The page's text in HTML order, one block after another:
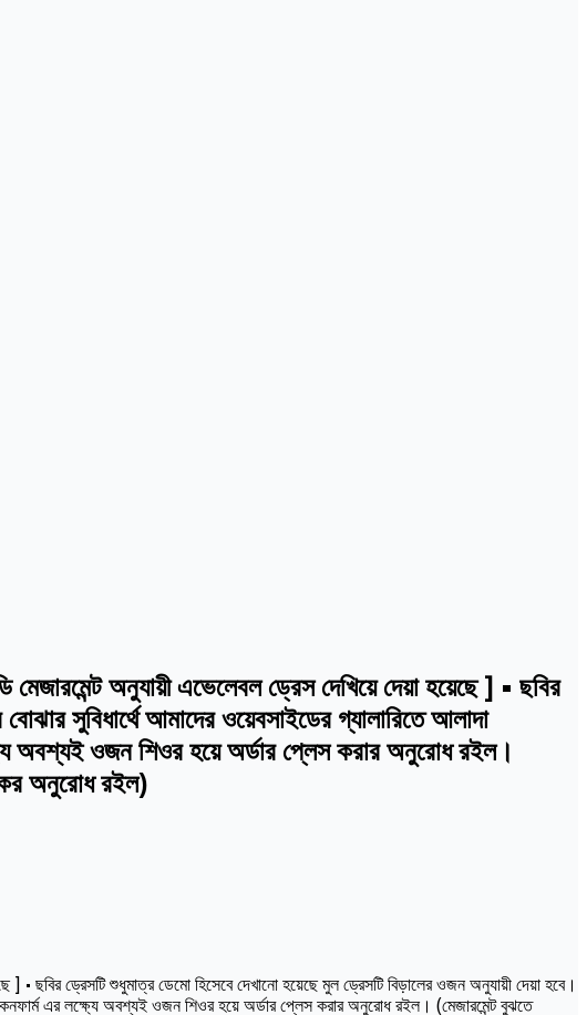
অনুযায়ী এভেলেবল ড্রেস দেখিয়ে দেয়া হয়েছে ] • ছবির
সুবিধার্থে আমাদের ওয়েবসাইডের গ্যালারিতে আলাদা
অবশ্যই ওজন শিওর হয়ে অর্ডার প্লেস করার অনুরোধ রইল।
কর অনুরোধ রইল)
ছবির ড্রেসটি শুধুমাত্র ডেমো হিসেবে দেখানো হয়েছে মুল ড্রেসটি বিড়ালের ওজন অনুযায়ী দেয়া হবে।
কনফার্ম এর লক্ষ্যে অবশ্যই ওজন শিওর হয়ে অর্ডার প্লেস করার অনুরোধ রইল। (মেজারমেন্ট বুঝতে